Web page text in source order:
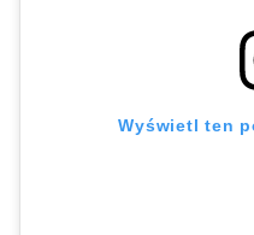
Wyświetl ten